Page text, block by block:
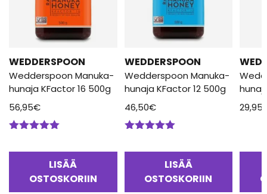
WEDDERSPOON
Wedderspoon Manuka-
hunaja KFactor 16 500g
56,95€
LISÄÄ
OSTOSKORIIN
WEDDERSPOON
Wedderspoon Manuka-
hunaja KFactor 12 500g
46,50€
LISÄÄ
OSTOSKORIIN
29,95